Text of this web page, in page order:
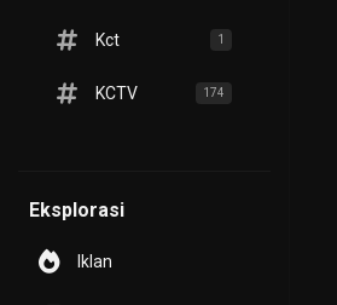
Kct 1
KCTV 174
Eksplorasi
Iklan